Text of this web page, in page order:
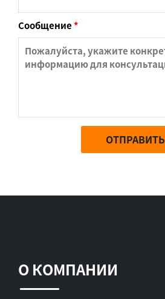
Сообщение*
ОТПРАВИТЬ
О КОМПАНИИ